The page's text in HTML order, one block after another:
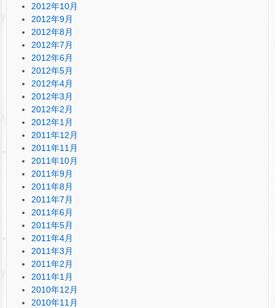
2012年10月
2012年9月
2012年8月
2012年7月
2012年6月
2012年5月
2012年4月
2012年3月
2012年2月
2012年1月
2011年12月
2011年11月
2011年10月
2011年9月
2011年8月
2011年7月
2011年6月
2011年5月
2011年4月
2011年3月
2011年2月
2011年1月
2010年12月
2010年11月